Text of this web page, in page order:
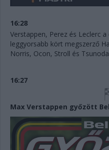
16:28
Verstappen, Perez és Leclerc
leggyorsabb kört megszerző
Norris, Ocon, Stroll és
16:27
Max Verstappen győzött